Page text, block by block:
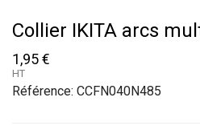
Collier IKITA arcs
1,95 €
HT
Référence: CCFN040N485